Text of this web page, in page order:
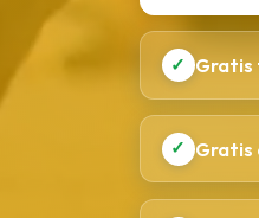
✓ Gratis
✓ Gratis